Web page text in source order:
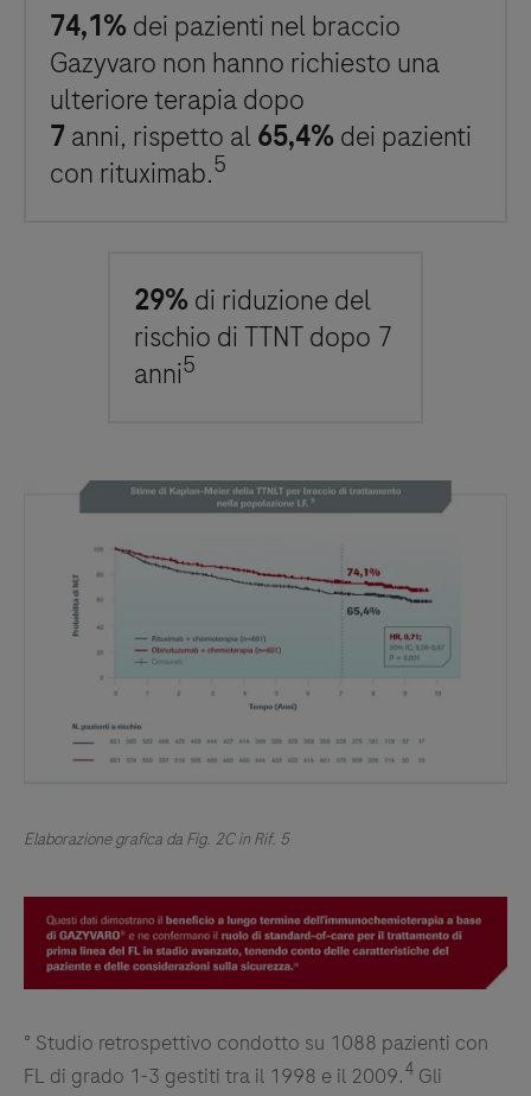
74,1% dei pazienti nel braccio
Gazyvaro non hanno richiesto una
ulteriore terapia dopo
7anni, rispetto al 65,4% dei pazienti
con rituximab.5
29% di riduzione del
rischio di TTNT dopo 7
anni5
Elaborazione grafica da Fig. 2C in Rif. 5
° Studio retrospettivo condotto su 1088 pazienti con
FL di grado 1-3 gestiti tra il 1998 e il 2009.4 Gli